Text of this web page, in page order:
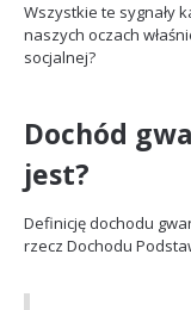
Wszystkie te sygnały
naszych oczach
socjalnej?
Dochód
jest?
Definicję dochodu
rzecz Dochodu